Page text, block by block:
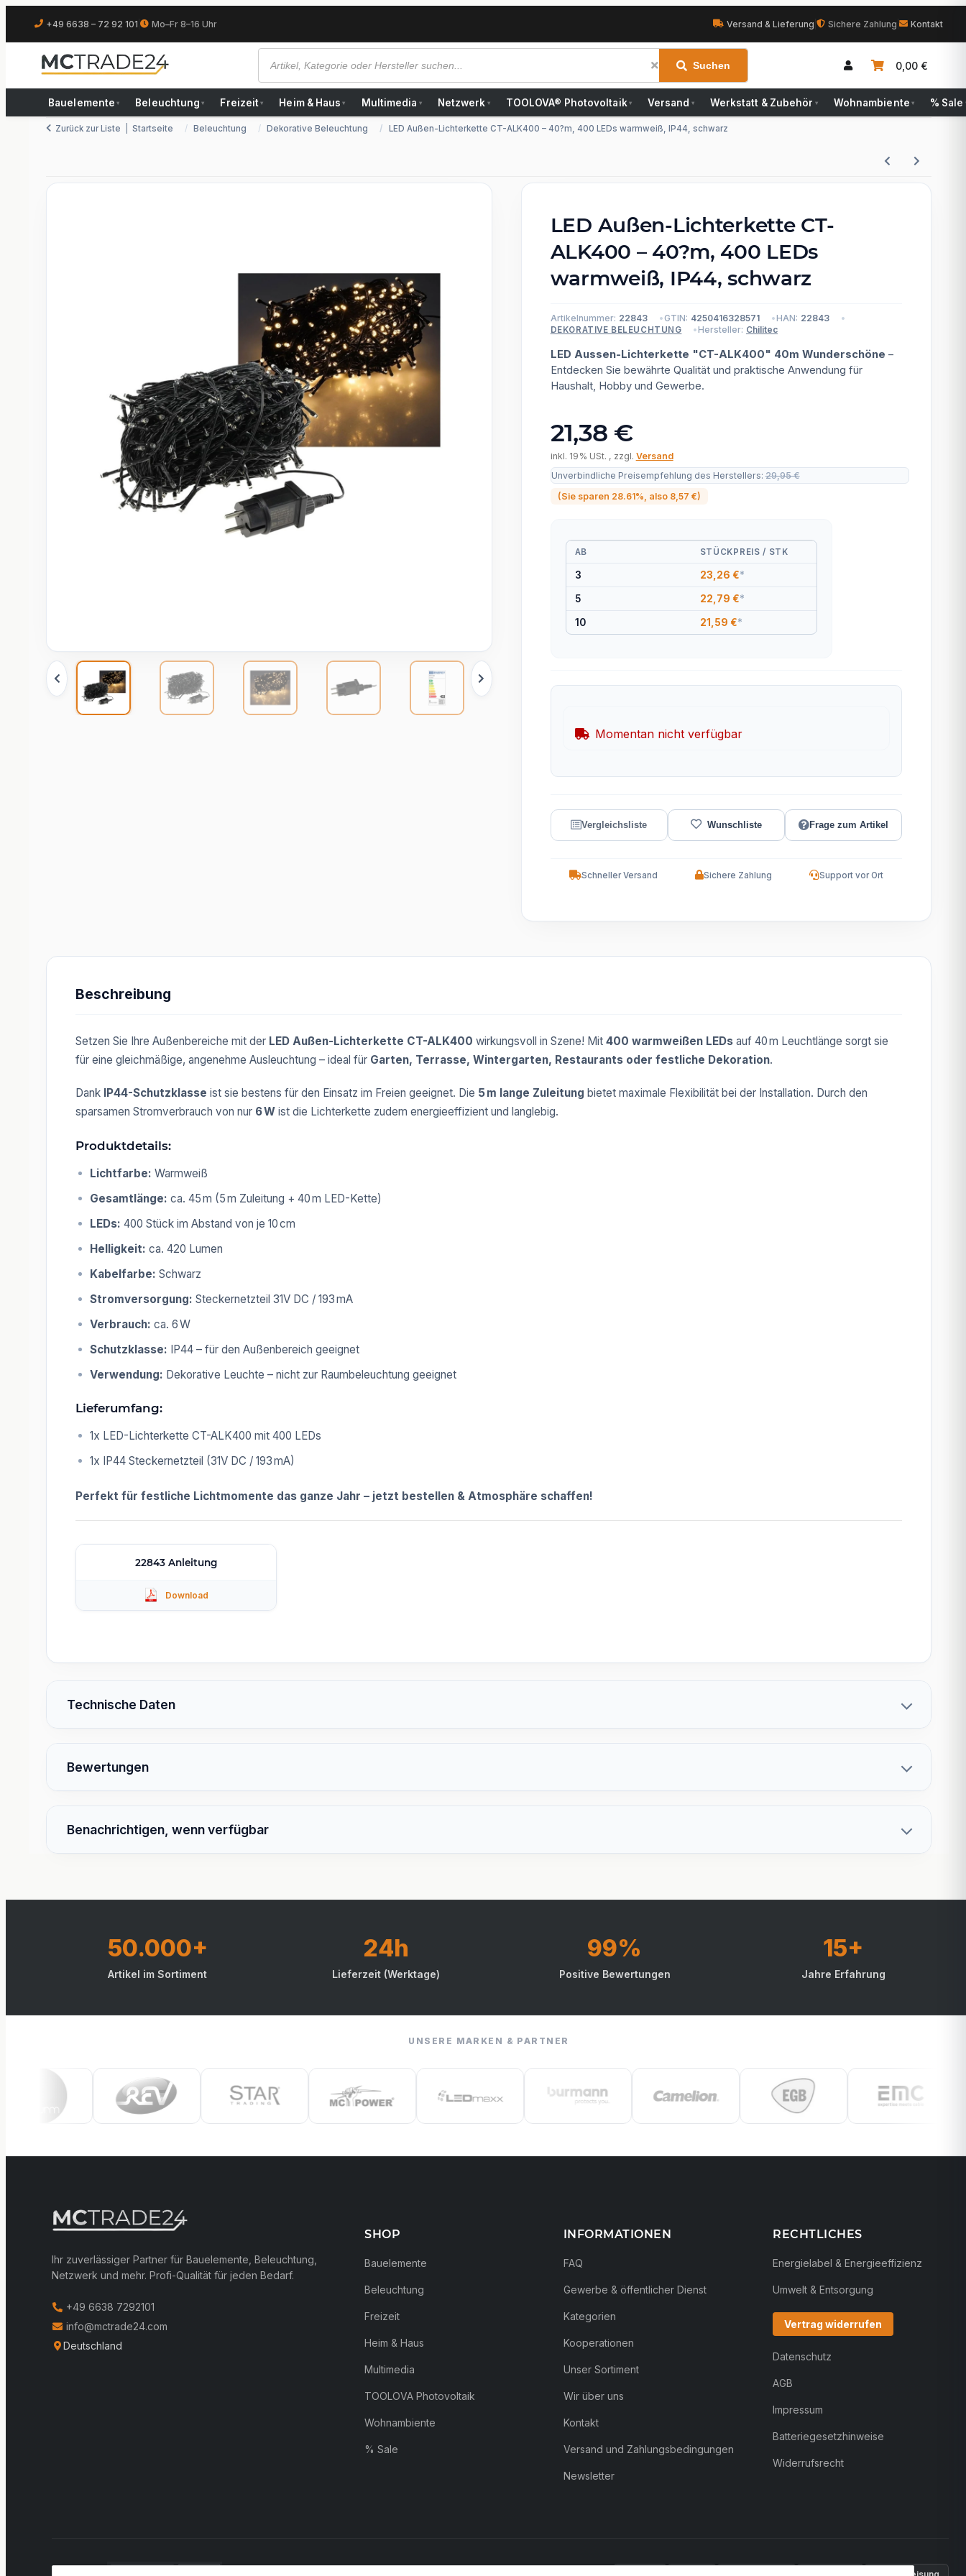
+49 6638 – 72 92 101 Mo–Fr 8–16 Uhr Versand & Lieferung Sichere Zahlung Kontakt
Suchen 0,00 €
Bauelemente ▾ Beleuchtung ▾ Freizeit ▾ Heim & Haus ▾ Multimedia ▾ Netzwerk ▾ TOOLOVA® Photovoltaik ▾ Versand ▾ Werkstatt & Zubehör ▾ Wohnambiente ▾ % Sale
Zurück zur Liste Startseite Beleuchtung Dekorative Beleuchtung LED Außen-Lichterkette CT-ALK400 – 40?m, 400 LEDs warmweiß, IP44, schwarz
LED Außen-Lichterkette CT-
ALK400 – 40?m, 400 LEDs
warmweiß, IP44, schwarz
Artikelnummer: 22843 GTIN: 4250416328571 HAN: 22843
DEKORATIVE BELEUCHTUNG Hersteller: Chilitec
LED Aussen-Lichterkette "CT-ALK400" 40m Wunderschöne –
Entdecken Sie bewährte Qualität und praktische Anwendung für
Haushalt, Hobby und Gewerbe.
21,38 €
inkl. 19% USt. , zzgl. Versand
Unverbindliche Preisempfehlung des Herstellers:29,95 €
(Sie sparen 28.61% , also 8,57 €)
AB STÜCKPREIS / STK
3 23,26 €*
5 22,79 €*
10 21,59 €*
Momentan nicht verfügbar
Frage zum Artikel
Schneller Versand Sichere Zahlung Support vor Ort
Beschreibung
Setzen Sie Ihre Außenbereiche mit der LED Außen-Lichterkette CT-ALK400 wirkungsvoll in Szene! Mit 400 warmweißen LEDs auf 40 m Leuchtlänge sorgt sie
für eine gleichmäßige, angenehme Ausleuchtung – ideal für Garten, Terrasse, Wintergarten, Restaurants oder festliche Dekoration.
Dank IP44-Schutzklasse ist sie bestens für den Einsatz im Freien geeignet. Die 5 m lange Zuleitung bietet maximale Flexibilität bei der Installation. Durch den
sparsamen Stromverbrauch von nur 6 W ist die Lichterkette zudem energieeffizient und langlebig.
Produktdetails:
Lichtfarbe: Warmweiß
Gesamtlänge: ca. 45 m (5 m Zuleitung + 40 m LED-Kette)
LEDs: 400 Stück im Abstand von je 10 cm
Helligkeit: ca. 420 Lumen
Kabelfarbe: Schwarz
Stromversorgung: Steckernetzteil 31V DC / 193 mA
Verbrauch: ca. 6 W
Schutzklasse: IP44 – für den Außenbereich geeignet
Verwendung: Dekorative Leuchte – nicht zur Raumbeleuchtung geeignet
Lieferumfang:
1x LED-Lichterkette CT-ALK400 mit 400 LEDs
1x IP44 Steckernetzteil (31V DC / 193 mA)
Perfekt für festliche Lichtmomente das ganze Jahr – jetzt bestellen & Atmosphäre schaffen!
22843 Anleitung
Technische Daten
Bewertungen
Benachrichtigen, wenn verfügbar
50.000+
Artikel im Sortiment
24h
Lieferzeit (Werktage)
99%
Positive Bewertungen
15+
Jahre Erfahrung
UNSERE MARKEN & PARTNER
Ihr zuverlässiger Partner für Bauelemente, Beleuchtung,
Netzwerk und mehr. Profi-Qualität für jeden Bedarf.
+49 6638 7292101
info@mctrade24.com
Deutschland
SHOP
Bauelemente
Beleuchtung
Freizeit
Heim & Haus
Multimedia
TOOLOVA Photovoltaik
Wohnambiente
% Sale
INFORMATIONEN
FAQ
Gewerbe & öffentlicher Dienst
Kategorien
Kooperationen
Unser Sortiment
Wir über uns
Kontakt
Versand und Zahlungsbedingungen
Newsletter
RECHTLICHES
Energielabel & Energieeffizienz
Umwelt & Entsorgung
Vertrag widerrufen
Datenschutz
AGB
Impressum
Batteriegesetzhinweise
Widerrufsrecht